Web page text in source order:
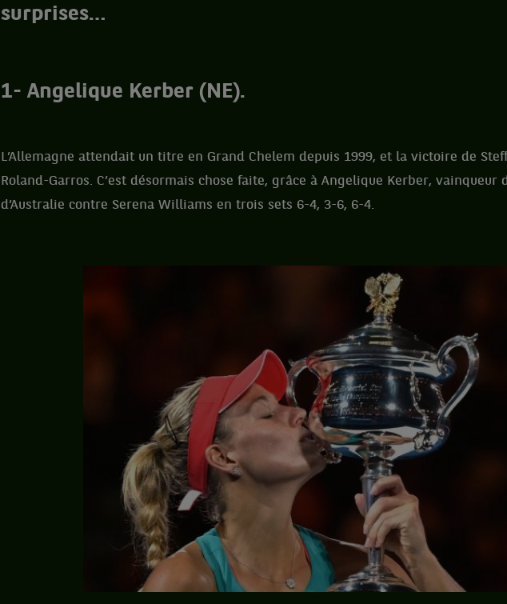
surprises…
1- Angelique Kerber (NE).
L’Allemagne attendait un titre en Grand Chelem depuis 1999, et la victoire de
Roland-Garros. C’est désormais chose faite, grâce à Angelique Kerber, vainqueur
d’Australie contre Serena Williams en trois sets 6-4, 3-6, 6-4.